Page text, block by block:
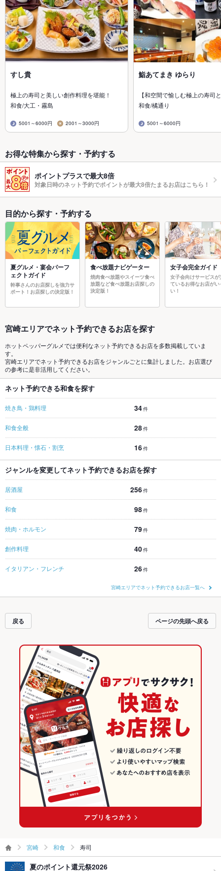
すし貴
極上の寿司と美しい創作料理を堪能！
和食/大工・霧島
5001～6000円 2001～3000円
鮨あてまき ゆらり
【和空間で愉しむ極上の寿司
和食/橘通り
5001～6000円
お得な特集から探す・予約する
ポイントプラスで最大8倍
対象日時のネット予約でポイントが最大8倍たまるお店はこちら！
目的から探す・予約する
夏グルメ・宴会パーフ
ェクトガイド
幹事さんのお店探しを強力サ
ポート！お店探しの決定版！
食べ放題ナビゲーター
焼肉食べ放題やスイーツ食べ
放題など食べ放題お店探しの
決定版！
女子会完全ガイド
女子会向けサービスが
ているお得なお店がい
い！
宮崎エリアでネット予約できるお店を探す
ホットペッパーグルメでは便利なネット予約できるお店を多数掲載していま
す。
宮崎エリアでネット予約できるお店をジャンルごとに集計しました。お店選び
の参考に是非活用してください。
ネット予約できる和食を探す
焼き鳥・鶏料理 34件
和食全般 28件
日本料理・懐石・割烹 16件
ジャンルを変更してネット予約できるお店を探す
居酒屋 256件
和食 98件
焼肉・ホルモン 79件
創作料理 40件
イタリアン・フレンチ 26件
宮崎エリアでネット予約できるお店一覧へ
戻る ページの先頭へ戻る
宮崎 和食 寿司
夏のポイント還元祭2026